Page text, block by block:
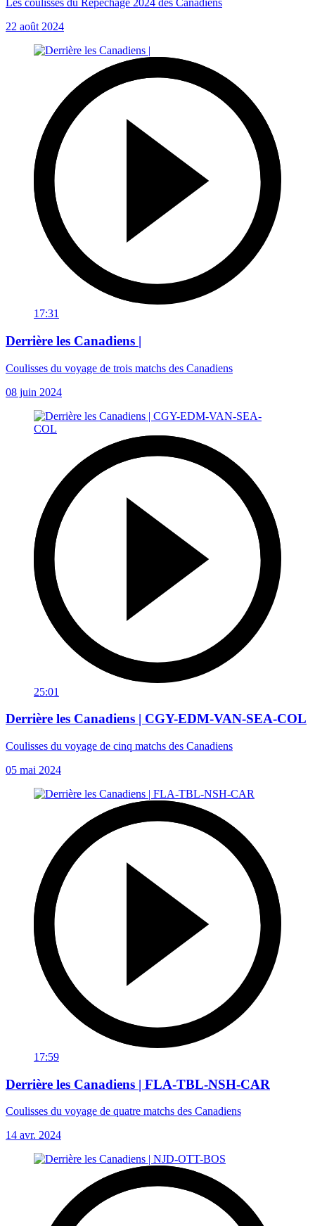
Les coulisses du Repêchage 2024 des Canadiens
22 août 2024
17:31
Derrière les Canadiens |
Coulisses du voyage de trois matchs des Canadiens
08 juin 2024
25:01
Derrière les Canadiens | CGY-EDM-VAN-SEA-COL
Coulisses du voyage de cinq matchs des Canadiens
05 mai 2024
17:59
Derrière les Canadiens | FLA-TBL-NSH-CAR
Coulisses du voyage de quatre matchs des Canadiens
14 avr. 2024